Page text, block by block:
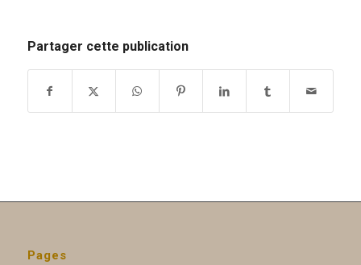
Partager cette publication
Pages